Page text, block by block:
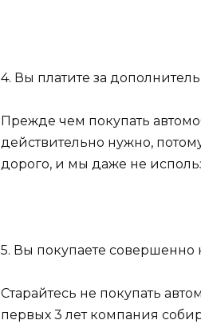
4. Вы платите за
Прежде чем покупать
действительно нужно,
дорого, и мы даже не
5. Вы покупаете совершенно
Старайтесь не покупать
первых 3 лет компания